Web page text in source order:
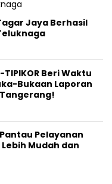
Jaya Berhasil
Beri Waktu
Bukaan Laporan
Pelayanan
Mudah dan